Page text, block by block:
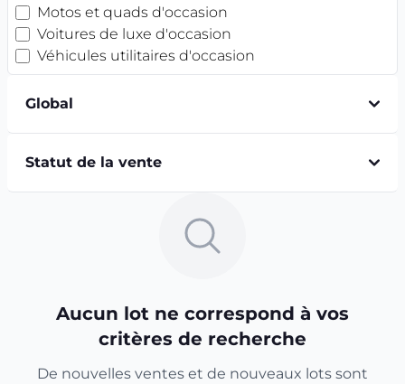
Motos et quads d'occasion
Voitures de luxe d'occasion
Véhicules utilitaires d'occasion
Global
Statut de la vente
Aucun lot ne correspond à vos
critères de recherche
De nouvelles ventes et de nouveaux lots sont